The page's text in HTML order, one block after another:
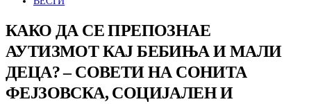
КАКО ДА СЕ ПРЕПОЗНАЕ
АУТИЗМОТ КАЈ БЕБИЊА И МАЛИ
ДЕЦА? – СОВЕТИ НА СОНИТА
ФЕЈЗОВСКА, СОЦИЈАЛЕН И